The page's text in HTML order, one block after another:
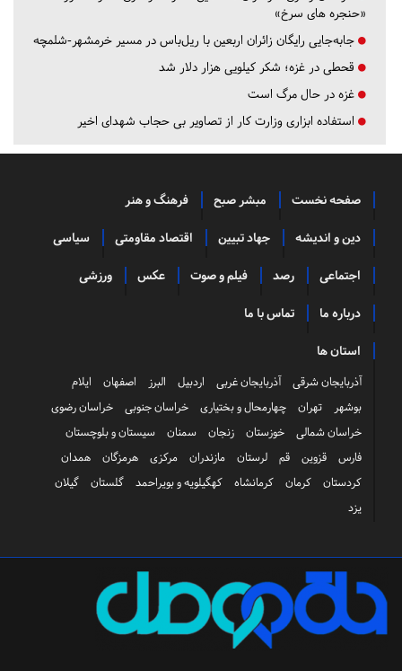
«حنجره های سرخ»
جابه‌جایی رایگان زائران اربعین با ریل‌باس در مسیر خرمشهر-شلمچه
قحطی در غزه؛ شکر کیلویی هزار دلار شد
غزه در حال مرگ است
استفاده ابزاری وزارت کار از تصاویر بی حجاب شهدای اخیر
صفحه نخست مبشر صبح فرهنگ و هنر
دین و اندیشه جهاد تبیین اقتصاد مقاومتی سیاسی
اجتماعی رصد فیلم و صوت عکس ورزشی
درباره ما تماس با ما
استان ها
آذربایجان شرقی آذربایجان غربی اردبیل البرز اصفهان
ایلام
بوشهر
تهران چهارمحال و بختیاری خراسان جنوبی
خراسان رضوی
خراسان شمالی
خوزستان زنجان سمنان
سیستان و بلوچستان
فارس
قزوین قم لرستان مازندران مرکزی هرمزگان
همدان
کردستان
کرمان کرمانشاه کهگیلویه و بویراحمد گلستان
گیلان
یزد